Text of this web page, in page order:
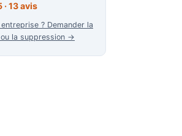
13 avis
? Demander la
la suppression →